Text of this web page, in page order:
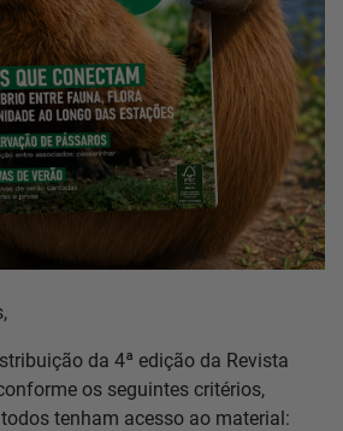
da 4ª edição da Revista
os seguintes critérios,
tenham acesso ao material: